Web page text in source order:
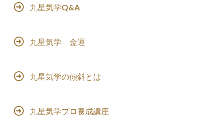
九星気学Q&A
九星気学 金運
九星気学の傾斜とは
九星気学プロ養成講座